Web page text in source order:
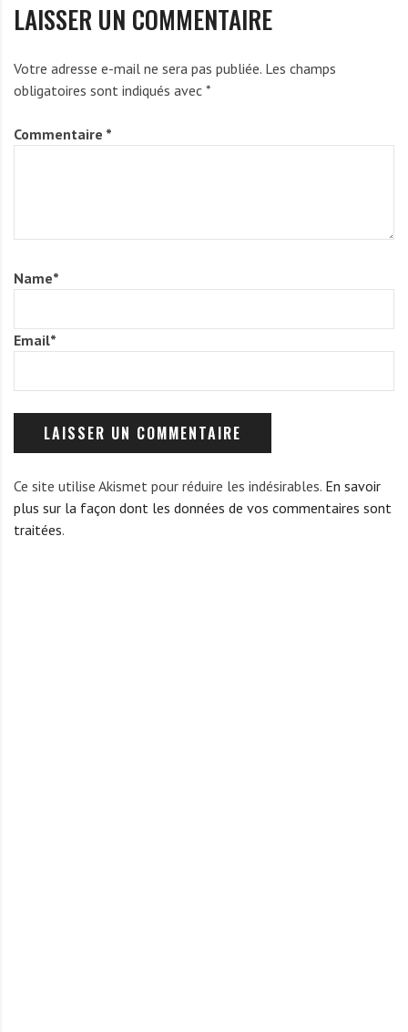
LAISSER UN COMMENTAIRE
Votre adresse e-mail ne sera pas publiée. Les champs
obligatoires sont indiqués avec *
Commentaire *
Name*
Email*
Ce site utilise Akismet pour réduire les indésirables. En savoir
plus sur la façon dont les données de vos commentaires sont
traitées.